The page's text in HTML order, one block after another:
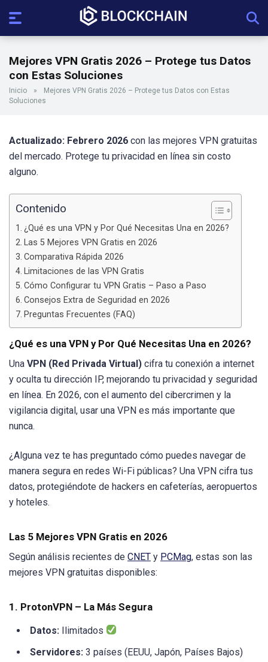
Mejores VPN Gratis 2026 – Protege tus Datos
con Estas Soluciones
Inicio »
Mejores VPN Gratis 2026 – Protege tus Datos con Estas
Soluciones
Actualizado: Febrero 2026 con las mejores VPN gratuitas
del mercado. Protege tu privacidad en línea sin costo
alguno.
Contenido
¿Qué es una VPN y Por Qué Necesitas Una en 2026?
Las 5 Mejores VPN Gratis en 2026
Comparativa Rápida 2026
Limitaciones de las VPN Gratis
Cómo Configurar tu VPN Gratis – Paso a Paso
Consejos Extra de Seguridad en 2026
Preguntas Frecuentes (FAQ)
¿Qué es una VPN y Por Qué Necesitas Una en 2026?
Una VPN (Red Privada Virtual) cifra tu conexión a internet
y oculta tu dirección IP, mejorando tu privacidad y seguridad
en línea. En 2026, con el aumento del cibercrimen y la
vigilancia digital, usar una VPN es más importante que
nunca.
¿Alguna vez te has preguntado cómo puedes navegar de
manera segura en redes Wi-Fi públicas? Una VPN cifra tus
datos, protegiéndote de hackers en cafeterías, aeropuertos
y hoteles.
Las 5 Mejores VPN Gratis en 2026
Según análisis recientes de CNET y PCMag, estas son las
mejores VPN gratuitas disponibles:
1. ProtonVPN – La Más Segura
Datos: Ilimitados
Servidores: 3 países (EEUU, Japón, Países Bajos)